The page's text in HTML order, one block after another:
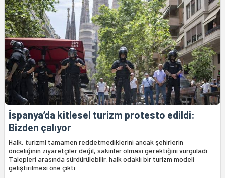
İspanya’da kitlesel turizm protesto edildi:
Bizden çalıyor
Halk, turizmi tamamen reddetmediklerini ancak şehirlerin
önceliğinin ziyaretçiler değil, sakinler olması gerektiğini vurguladı.
Talepleri arasında sürdürülebilir, halk odaklı bir turizm modeli
geliştirilmesi öne çıktı.